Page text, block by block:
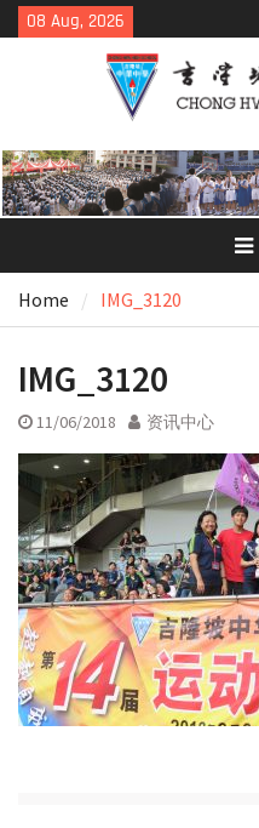
Skip
to
08 Aug, 2026
Home IMG_3120
IMG_3120
11/06/2018 资讯中心